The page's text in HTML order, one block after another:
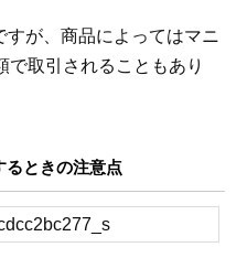
が、商品によってはマニ
で取引されることもあり
るときの注意点